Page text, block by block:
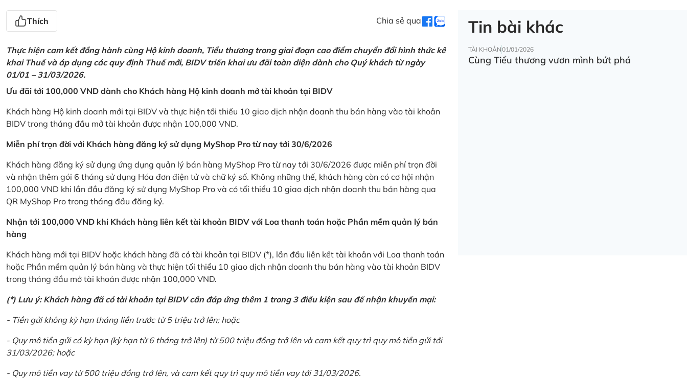
Thích Chia sẻ qua
Thực hiện cam kết đồng hành cùng Hộ kinh doanh, Tiểu thương trong giai đoạn cao điểm chuyển đổi hình thức kê
khai Thuế và áp dụng các quy định Thuế mới, BIDV triển khai ưu đãi toàn diện dành cho Quý khách từ ngày
01/01 – 31/03/2026.
Ưu đãi tới 100,000 VND dành cho Khách hàng Hộ kinh doanh mở tài khoản tại BIDV
Khách hàng Hộ kinh doanh mới tại BIDV và thực hiện tối thiểu 10 giao dịch nhận doanh thu bán hàng vào tài khoản
BIDV trong tháng đầu mở tài khoản được nhận 100,000 VND.
Miễn phí trọn đời với Khách hàng đăng ký sử dụng MyShop Pro từ nay tới 30/6/2026
Khách hàng đăng ký sử dụng ứng dụng quản lý bán hàng MyShop Pro từ nay tới 30/6/2026 được miễn phí trọn đời
và nhận thêm gói 6 tháng sử dụng Hóa đơn điện tử và chữ ký số. Không những thế, khách hàng còn có cơ hội nhận
100,000 VND khi lần đầu đăng ký sử dụng MyShop Pro và có tối thiểu 10 giao dịch nhận doanh thu bán hàng qua
QR MyShop Pro trong tháng đầu đăng ký.
Nhận tới 100,000 VND khi Khách hàng liên kết tài khoản BIDV với Loa thanh toán hoặc Phần mềm quản lý bán
hàng
Khách hàng mới tại BIDV hoặc khách hàng đã có tài khoản tại BIDV (*), lần đầu liên kết tài khoản với Loa thanh toán
hoặc Phần mềm quản lý bán hàng và thực hiện tối thiểu 10 giao dịch nhận doanh thu bán hàng vào tài khoản BIDV
trong tháng đầu mở tài khoản được nhận 100,000 VND.
(*) Lưu ý: Khách hàng đã có tài khoản tại BIDV cần đáp ứng thêm 1 trong 3 điều kiện sau để nhận khuyến mại:
- Tiền gửi không kỳ hạn tháng liền trước từ 5 triệu trở lên; hoặc
- Quy mô tiền gửi có kỳ hạn (kỳ hạn từ 6 tháng trở lên) từ 500 triệu đồng trở lên và cam kết quy trì quy mô tiền gửi tới
31/03/2026; hoặc
- Quy mô tiền vay từ 500 triệu đồng trở lên, và cam kết quy trì quy mô tiền vay tới 31/03/2026.
Tin bài khác
TÀI KHOẢN01/01/2026
Cùng Tiểu thương vươn mình bứt phá